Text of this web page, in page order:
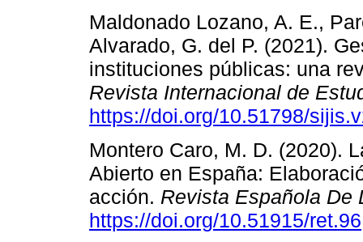
Maldonado Lozano, A. E.,
Alvarado, G. del P. (2021).
instituciones públicas: una
Revista Internacional de
https://doi.org/10.51798/
Montero Caro, M. D. (2020).
Abierto en España:
acción. Revista Española De
https://doi.org/10.51915/ret.96